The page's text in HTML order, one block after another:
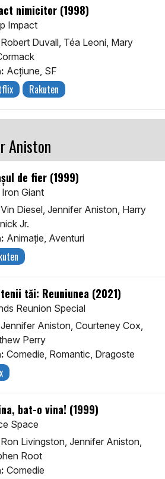
nimicitor (1998)
Impact
Robert Duvall, Téa Leoni, Mary
Acţiune, SF
Rakuten
Aniston
de fier (1999)
Giant
Vin Diesel, Jennifer Aniston, Harry
Jr.
Animaţie, Aventuri
tăi: Reuniunea (2021)
Reunion Special
Jennifer Aniston, Courteney Cox,
Perry
Comedie, Romantic, Dragoste
bat-o vina! (1999)
Space
Ron Livingston, Jennifer Aniston,
Root
Comedie